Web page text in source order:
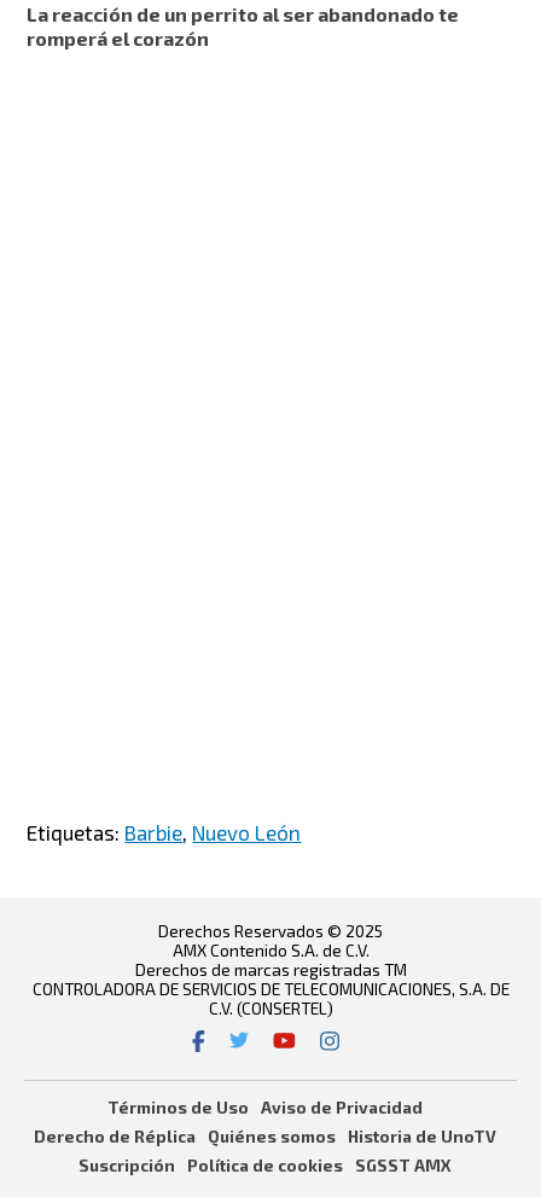
La reacción de un perrito al ser abandonado te
romperá el corazón
Etiquetas: Barbie Nuevo León
Derechos Reservados © 2025
AMX Contenido S.A. de C.V.
Derechos de marcas registradas TM
CONTROLADORA DE SERVICIOS DE TELECOMUNICACIONES, S.A. DE
C.V. (CONSERTEL)
Términos de Uso
Aviso de Privacidad
Derecho de Réplica
Quiénes somos
Historia de UnoTV
Suscripción
Política de cookies SGSST AMX